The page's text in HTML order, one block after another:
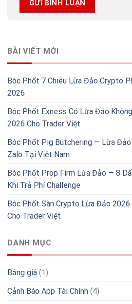
BÀI VIẾT MỚI
Bóc Phốt 7 Chiêu Lừa Đảo Crypto
2026
Bóc Phốt Exness Có Lừa Đảo
2026 Cho Trader Việt
Bóc Phốt Pig Butchering — Lừa Đảo
Zalo Tại Việt Nam
Bóc Phốt Prop Firm Lừa Đảo — 8
Khi Trả Phí Challenge
Bóc Phốt Sàn Crypto Lừa Đảo 2026
Cho Trader Việt
DANH MỤC
Bảng giá (1)
Cảnh Báo App Tài Chính (4)